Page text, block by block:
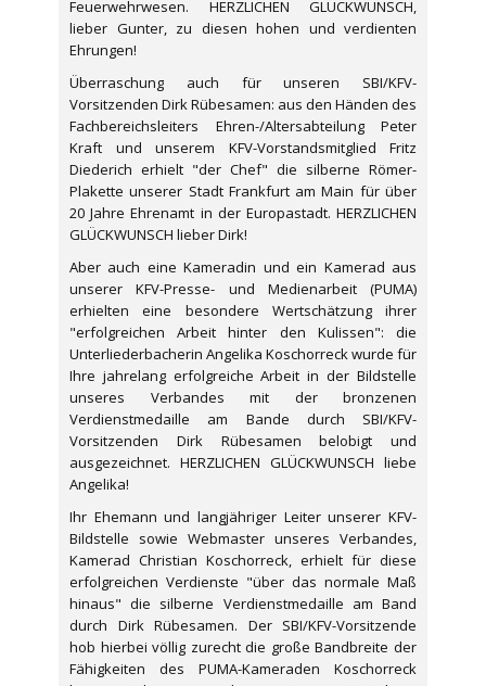
Feuerwehrwesen. HERZLICHEN GLÜCKWUNSCH,
lieber Gunter, zu diesen hohen und verdienten
Ehrungen!
Überraschung auch für unseren SBI/KFV-
Vorsitzenden Dirk Rübesamen: aus den Händen des
Fachbereichsleiters Ehren-/Altersabteilung Peter
Kraft und unserem KFV-Vorstandsmitglied Fritz
Diederich erhielt "der Chef" die silberne Römer-
Plakette unserer Stadt Frankfurt am Main für über
20 Jahre Ehrenamt in der Europastadt. HERZLICHEN
GLÜCKWUNSCH lieber Dirk!
Aber auch eine Kameradin und ein Kamerad aus
unserer KFV-Presse- und Medienarbeit (PUMA)
erhielten eine besondere Wertschätzung ihrer
"erfolgreichen Arbeit hinter den Kulissen": die
Unterliederbacherin Angelika Koschorreck wurde für
Ihre jahrelang erfolgreiche Arbeit in der Bildstelle
unseres Verbandes mit der bronzenen
Verdienstmedaille am Bande durch SBI/KFV-
Vorsitzenden Dirk Rübesamen belobigt und
ausgezeichnet. HERZLICHEN GLÜCKWUNSCH liebe
Angelika!
Ihr Ehemann und langjähriger Leiter unserer KFV-
Bildstelle sowie Webmaster unseres Verbandes,
Kamerad Christian Koschorreck, erhielt für diese
erfolgreichen Verdienste "über das normale Maß
hinaus" die silberne Verdienstmedaille am Band
durch Dirk Rübesamen. Der SBI/KFV-Vorsitzende
hob hierbei völlig zurecht die große Bandbreite der
Fähigkeiten des PUMA-Kameraden Koschorreck